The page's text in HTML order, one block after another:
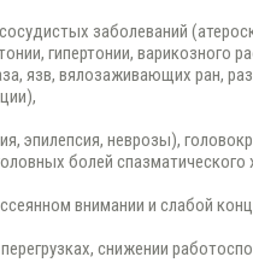
заболеваний
гипертонии, варикозного
язв, вялозаживающих ран,
эпилепсия, неврозы),
болей спазматического
внимании и слабой
снижении